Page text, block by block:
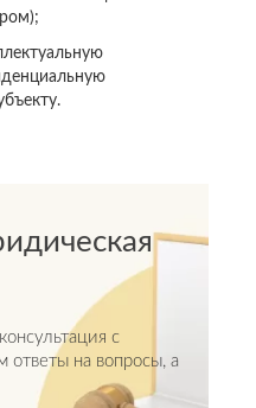
с
ответы на вопросы, а